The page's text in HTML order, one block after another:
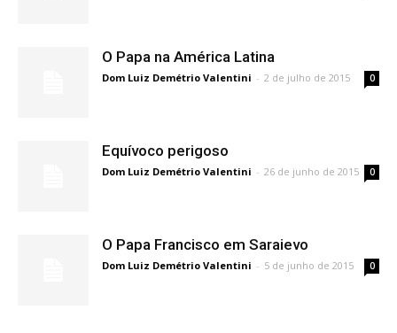
O Papa na América Latina
Dom Luiz Demétrio Valentini - 2 de julho de 2015 0
Equívoco perigoso
Dom Luiz Demétrio Valentini - 26 de junho de 2015 0
O Papa Francisco em Saraievo
Dom Luiz Demétrio Valentini - 5 de junho de 2015 0